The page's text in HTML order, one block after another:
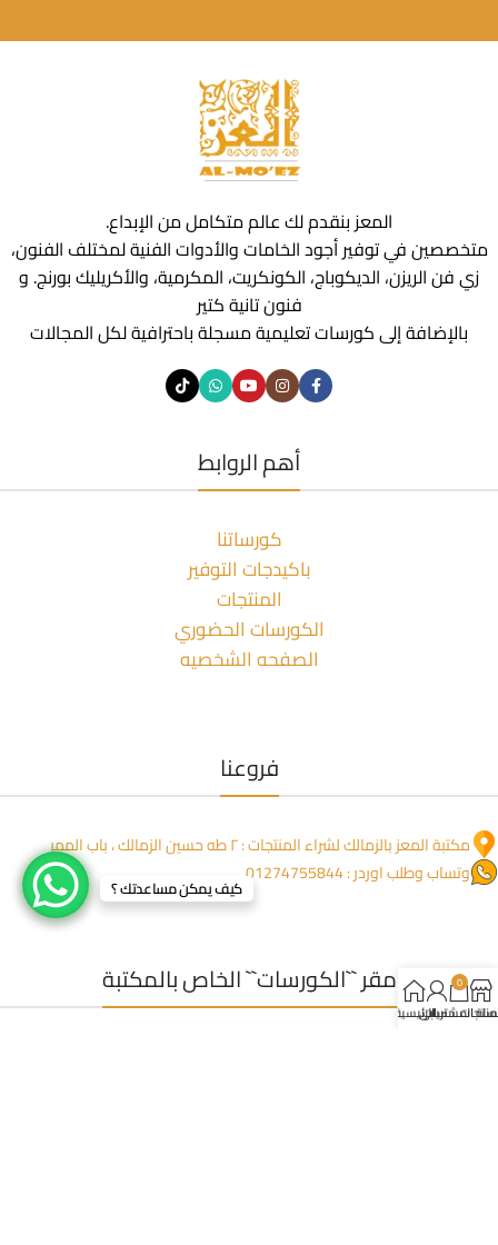
المعز بنقدم لك عالم متكامل من الإبداع.
متخصصين في توفير أجود الخامات والأدوات الفنية لمختلف الفنون،
زي فن الريزن، الديكوباج، الكونكريت، المكرمية، والأكريليك بورنج. و
فنون تانية كتير
بالإضافة إلى كورسات تعليمية مسجلة باحترافية لكل المجالات
أهم الروابط
كورساتنا
باكيدجات التوفير
المنتجات
الكورسات الحضوري
الصفحه الشخصيه
فروعنا
مكتبة المعز بالزمالك لشراء المنتجات : ٢ طه حسين الزمالك ، باب الممر
وتساب وطلب اوردر : 01274755844
مقر ``الكورسات`` الخاص بالمكتبة
كيف يمكن مساعدتك ؟
0
سلة المشتريات
حسابيالرئيسية